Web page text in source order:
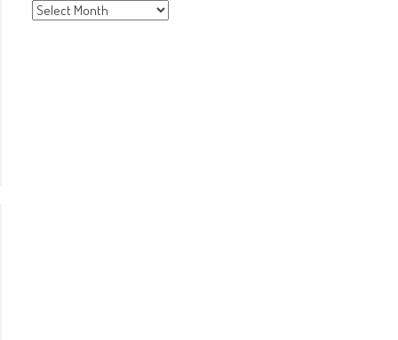
Arhive